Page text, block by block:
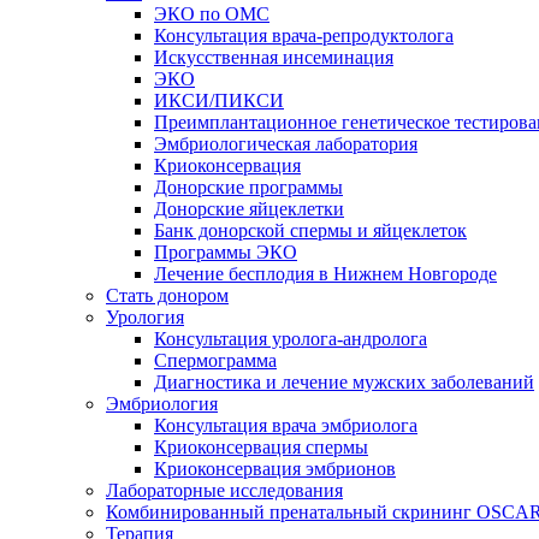
ЭКО по ОМС
Консультация врача-репродуктолога
Искусственная инсеминация
ЭКО
ИКСИ/ПИКСИ
Преимплантационное генетическое
Эмбриологическая лаборатория
Криоконсервация
Донорские программы
Донорские яйцеклетки
Банк донорской спермы и яйцеклеток
Программы ЭКО
Лечение бесплодия в Нижнем Новгороде
Стать донором
Урология
Консультация уролога-андролога
Спермограмма
Диагностика и лечение мужских заболеваний
Эмбриология
Консультация врача эмбриолога
Криоконсервация спермы
Криоконсервация эмбрионов
Лабораторные исследования
Комбинированный пренатальный скрининг
Терапия